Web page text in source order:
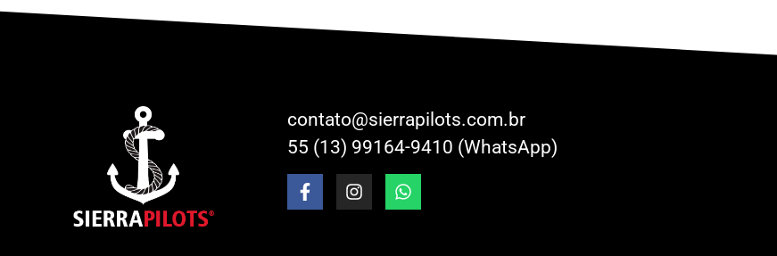
contato@sierrapilots.com.br
55 (13) 99164-9410 (WhatsApp)